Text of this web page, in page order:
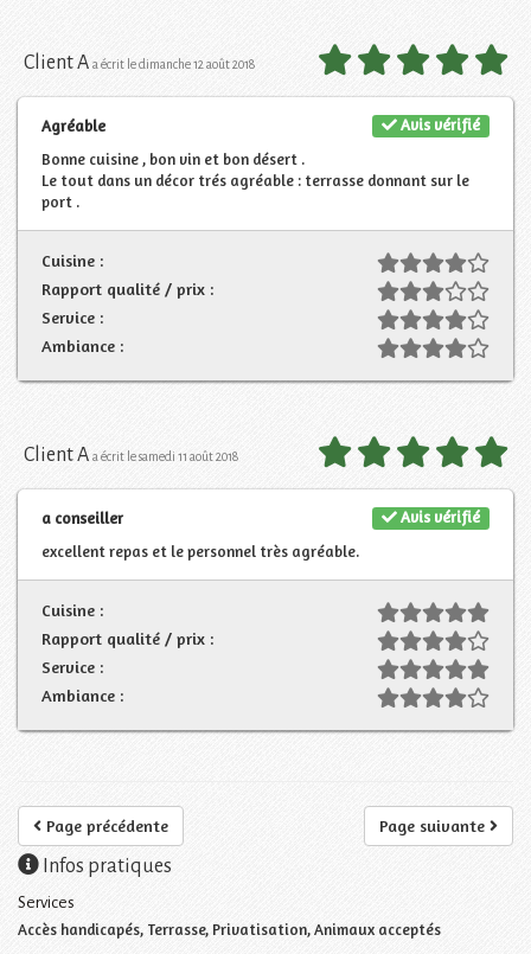
Client A a écrit le dimanche 12 août 2018
Avis vérifié
Agréable
Bonne cuisine , bon vin et bon désert .
Le tout dans un décor trés agréable : terrasse donnant sur le
port .
Cuisine :
Rapport qualité / prix :
Service :
Ambiance :
Client A a écrit le samedi 11 août 2018
Avis vérifié
a conseiller
excellent repas et le personnel très agréable.
Cuisine :
Rapport qualité / prix :
Service :
Ambiance :
Page suivante
Page précédente
Infos pratiques
Services
Accès handicapés, Terrasse, Privatisation, Animaux acceptés